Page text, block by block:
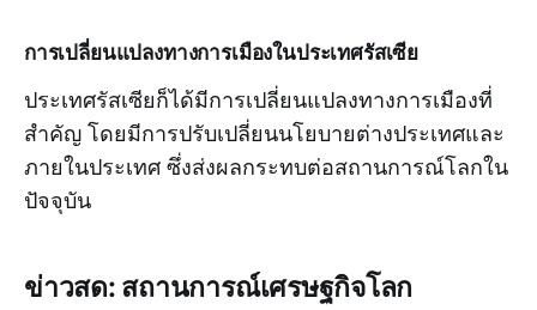
การเปลี่ยนแปลงทางการเมืองในประเทศรัสเซีย
ประเทศรัสเซียก็ได้มีการเปลี่ยนแปลงทางการเมืองที่
สำคัญ โดยมีการปรับเปลี่ยนนโยบายต่างประเทศและ
ภายในประเทศ ซึ่งส่งผลกระทบต่อสถานการณ์โลกใน
ปัจจุบัน
ข่าวสด: สถานการณ์เศรษฐกิจโลก